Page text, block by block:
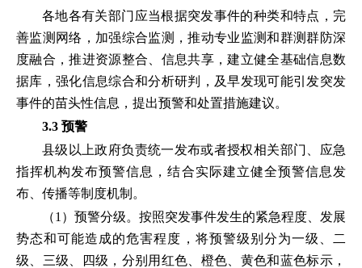
各地各有关部门应当根据突发事件的种类和特点，完
善监测网络，加强综合监测，推动专业监测和群测群防深
度融合，推进资源整合、信息共享，建立健全基础信息数
据库，强化信息综合和分析研判，及早发现可能引发突发
事件的苗头性信息，提出预警和处置措施建议。
3.3 预警
县级以上政府负责统一发布或者授权相关部门、应急
指挥机构发布预警信息，结合实际建立健全预警信息发
布、传播等制度机制。
（1）预警分级。按照突发事件发生的紧急程度、发展
势态和可能造成的危害程度，将预警级别分为一级、二
级、三级、四级，分别用红色、橙色、黄色和蓝色标示，